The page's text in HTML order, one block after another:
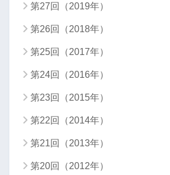
第27回（2019年）
第26回（2018年）
第25回（2017年）
第24回（2016年）
第23回（2015年）
第22回（2014年）
第21回（2013年）
第20回（2012年）